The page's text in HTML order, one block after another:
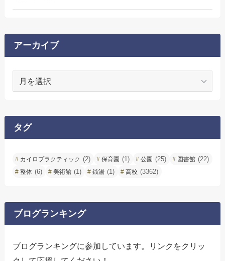
アーカイブ
イ
ブ
タグ
カイロプラクティック (2) 保育園 (1) 公園 (25) 図書館 (22)
整体 (6) 美術館 (1) 銭湯 (1) 高校 (3362)
ブログランキング
ブログランキングに参加しています。リンクをクリッ